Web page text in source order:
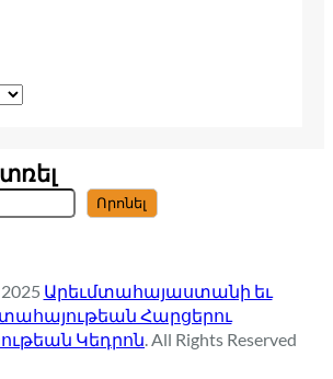
S
e
c
h
Որոնել
Արեւմտահայաստանի եւ
Հարցերու
Կեդրոն . All Rights Reserved